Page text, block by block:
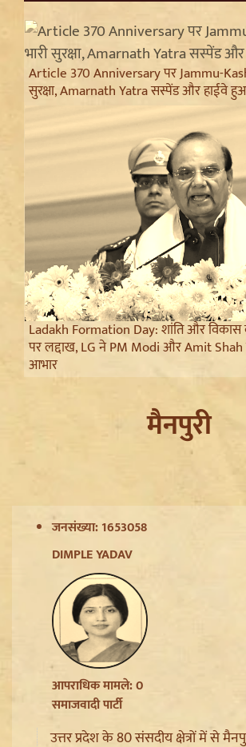
Article 370 Anniversary पर Jammu-
सुरक्षा, Amarnath Yatra सस्पेंड और हाईवे
Ladakh Formation Day: शांति और
पर लद्दाख, LG ने PM Modi और Amit Shah
आभार
Trisha Krishnan पर टिप्पणी मामले में
Arrest, जानें चेन्नई पुलिस ने कौन सी धाराएं
मैनपुरी
जनसंख्या: 1653058
DIMPLE YADAV
आपराधिक मामले: 0
समाजवादी पार्टी
उत्तर प्रदेश के 80 संसदीय क्षेत्रों में से